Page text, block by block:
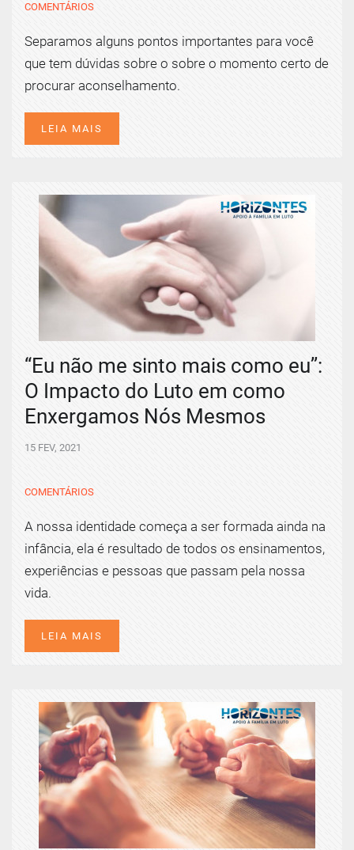
COMENTÁRIOS
Separamos alguns pontos importantes para você
que tem dúvidas sobre o sobre o momento certo de
procurar aconselhamento.
LEIA MAIS
“Eu não me sinto mais como eu’’:
O Impacto do Luto em como
Enxergamos Nós Mesmos
15 FEV, 2021
COMENTÁRIOS
A nossa identidade começa a ser formada ainda na
infância, ela é resultado de todos os ensinamentos,
experiências e pessoas que passam pela nossa
vida.
LEIA MAIS